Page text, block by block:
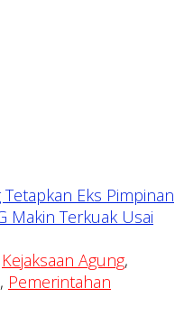
Kejaksaan Agung,
, Pemerintahan